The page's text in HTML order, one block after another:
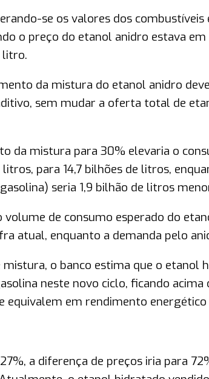
se os valores dos combustíveis
o preço do etanol anidro estava
litro.
da mistura do etanol anidro
sem mudar a oferta total de
da mistura para 30% elevaria o
para 14,7 bilhões de litros,
seria 1,9 bilhão de litros
de consumo esperado do
atual, enquanto a demanda pelo
o banco estima que o etanol
neste novo ciclo, ficando acima
equivalem em rendimento
a diferença de preços iria para